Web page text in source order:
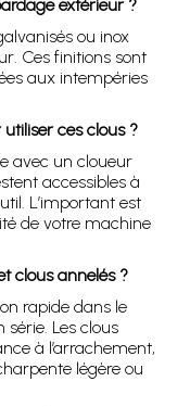
extérieur ?
ou inox
Ces finitions sont
aux intempéries
ces clous ?
avec un cloueur
accessibles à
L’important est
de votre machine
clous annelés ?
rapide dans le
Les clous
à l’arrachement,
légère ou